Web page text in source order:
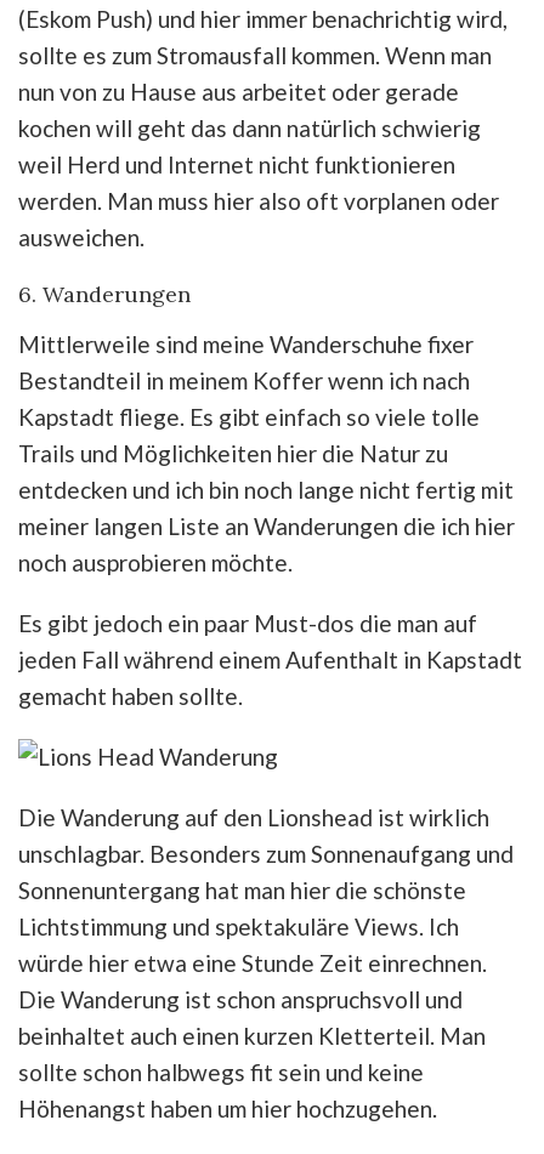
(Eskom Push) und hier immer benachrichtig wird,
sollte es zum Stromausfall kommen. Wenn man
nun von zu Hause aus arbeitet oder gerade
kochen will geht das dann natürlich schwierig
weil Herd und Internet nicht funktionieren
werden. Man muss hier also oft vorplanen oder
ausweichen.
6. Wanderungen
Mittlerweile sind meine Wanderschuhe fixer
Bestandteil in meinem Koffer wenn ich nach
Kapstadt fliege. Es gibt einfach so viele tolle
Trails und Möglichkeiten hier die Natur zu
entdecken und ich bin noch lange nicht fertig mit
meiner langen Liste an Wanderungen die ich hier
noch ausprobieren möchte.
Es gibt jedoch ein paar Must-dos die man auf
jeden Fall während einem Aufenthalt in Kapstadt
gemacht haben sollte.
Die Wanderung auf den Lionshead ist wirklich
unschlagbar. Besonders zum Sonnenaufgang und
Sonnenuntergang hat man hier die schönste
Lichtstimmung und spektakuläre Views. Ich
würde hier etwa eine Stunde Zeit einrechnen.
Die Wanderung ist schon anspruchsvoll und
beinhaltet auch einen kurzen Kletterteil. Man
sollte schon halbwegs fit sein und keine
Höhenangst haben um hier hochzugehen.